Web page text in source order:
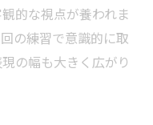
的な視点が養われま
の練習で意識的に取
の幅も大きく広がり